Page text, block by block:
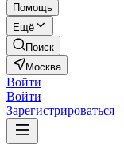
Помощь
Ещё
Поиск
Москва
Войти
Войти
Зарегистрироваться